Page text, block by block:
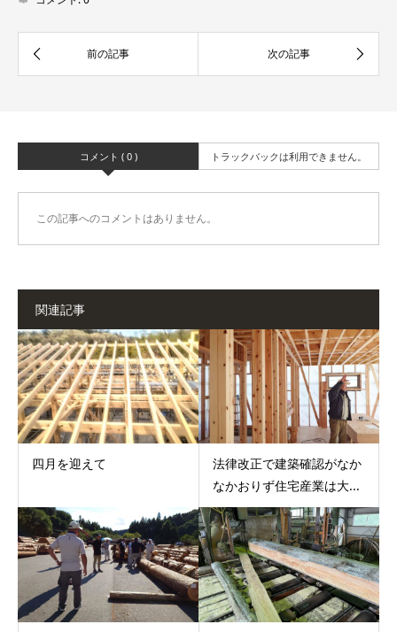
コメント ( 0 ) トラックバックは利用できません。
この記事へのコメントはありません。
関連記事
四月を迎えて
法律改正で建築確認がなか
なかおりず住宅産業は大...